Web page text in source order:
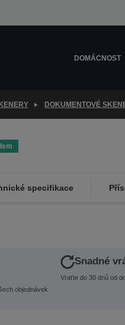
DOMÁCNOST
DOKUMENTOVÉ
specifikace
objednávek
Snadné
Vraťte do 30 dnů od